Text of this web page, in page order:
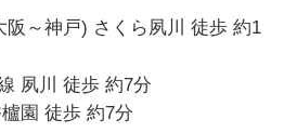
阪～神戸) さくら夙川 徒歩 約1
夙川 徒歩 約7分
園 徒歩 約7分